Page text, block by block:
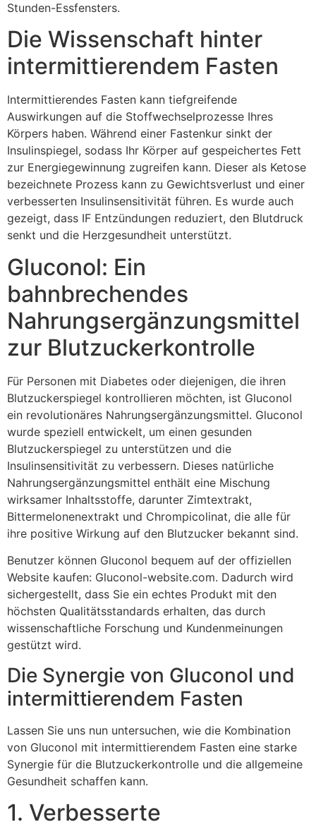
Stunden-Essfensters.
Die Wissenschaft hinter
intermittierendem Fasten
Intermittierendes Fasten kann tiefgreifende
Auswirkungen auf die Stoffwechselprozesse Ihres
Körpers haben. Während einer Fastenkur sinkt der
Insulinspiegel, sodass Ihr Körper auf gespeichertes Fett
zur Energiegewinnung zugreifen kann. Dieser als Ketose
bezeichnete Prozess kann zu Gewichtsverlust und einer
verbesserten Insulinsensitivität führen. Es wurde auch
gezeigt, dass IF Entzündungen reduziert, den Blutdruck
senkt und die Herzgesundheit unterstützt.
Gluconol: Ein
bahnbrechendes
Nahrungsergänzungsmittel
zur Blutzuckerkontrolle
Für Personen mit Diabetes oder diejenigen, die ihren
Blutzuckerspiegel kontrollieren möchten, ist Gluconol
ein revolutionäres Nahrungsergänzungsmittel. Gluconol
wurde speziell entwickelt, um einen gesunden
Blutzuckerspiegel zu unterstützen und die
Insulinsensitivität zu verbessern. Dieses natürliche
Nahrungsergänzungsmittel enthält eine Mischung
wirksamer Inhaltsstoffe, darunter Zimtextrakt,
Bittermelonenextrakt und Chrompicolinat, die alle für
ihre positive Wirkung auf den Blutzucker bekannt sind.
Benutzer können Gluconol bequem auf der offiziellen
Website kaufen: Gluconol-website.com. Dadurch wird
sichergestellt, dass Sie ein echtes Produkt mit den
höchsten Qualitätsstandards erhalten, das durch
wissenschaftliche Forschung und Kundenmeinungen
gestützt wird.
Die Synergie von Gluconol und
intermittierendem Fasten
Lassen Sie uns nun untersuchen, wie die Kombination
von Gluconol mit intermittierendem Fasten eine starke
Synergie für die Blutzuckerkontrolle und die allgemeine
Gesundheit schaffen kann.
1. Verbesserte